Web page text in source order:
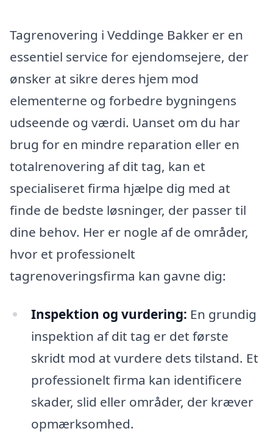
Tagrenovering i Veddinge Bakker er en
essentiel service for ejendomsejere, der
ønsker at sikre deres hjem mod
elementerne og forbedre bygningens
udseende og værdi. Uanset om du har
brug for en mindre reparation eller en
totalrenovering af dit tag, kan et
specialiseret firma hjælpe dig med at
finde de bedste løsninger, der passer til
dine behov. Her er nogle af de områder,
hvor et professionelt
tagrenoveringsfirma kan gavne dig:
Inspektion og vurdering: En grundig
inspektion af dit tag er det første
skridt mod at vurdere dets tilstand. Et
professionelt firma kan identificere
skader, slid eller områder, der kræver
opmærksomhed.